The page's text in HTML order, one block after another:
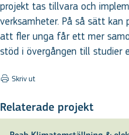
projekt tas tillvara och
verksamheter. På så sätt
att fler unga får ett mer
stöd i övergången till studier
Skriv ut
Relaterade projekt